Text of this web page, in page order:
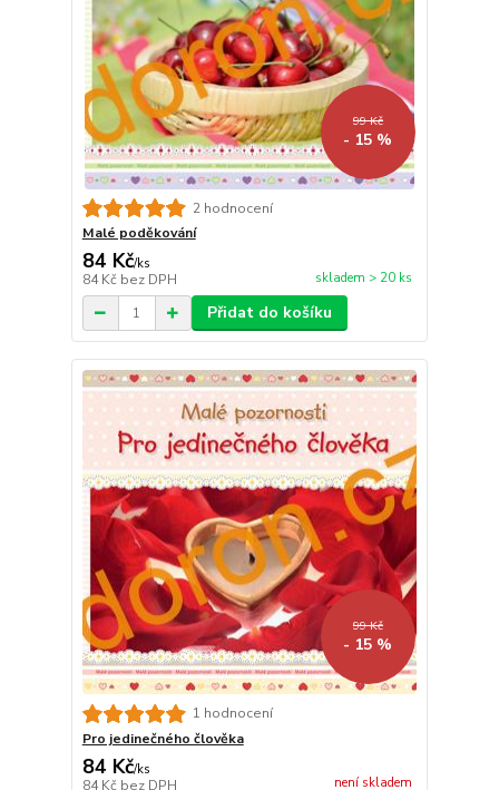
99 Kč
- 15 %
2 hodnocení
Malé poděkování
84 Kč/ks
84 Kč bez DPH skladem > 20 ks
Přidat do košíku
99 Kč
- 15 %
1 hodnocení
Pro jedinečného člověka
84 Kč/ks
84 Kč bez DPH není skladem